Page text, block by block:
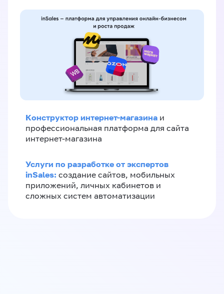
Конструктор интернет-магазина и
профессиональная платформа для сайта
интернет-магазина
Услуги по разработке от экспертов
inSales: создание сайтов, мобильных
приложений, личных кабинетов и
сложных систем автоматизации